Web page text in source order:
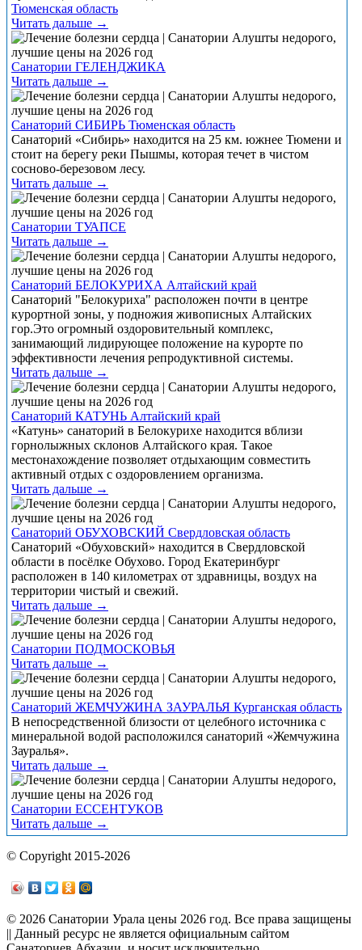
Тюменская область
Читать дальше →
Санатории ГЕЛЕНДЖИКА
Читать дальше →
Санаторий СИБИРЬ Тюменская область
Санаторий «Сибирь» находится на 25 км. южнее Тюмени и
стоит на берегу реки Пышмы, которая течет в чистом
сосново-березовом лесу.
Читать дальше →
Санатории ТУАПСЕ
Читать дальше →
Санаторий БЕЛОКУРИХА Алтайский край
Санаторий "Белокуриха" расположен почти в центре
курортной зоны, у подножия живописных Алтайских
гор.Это огромный оздоровительный комплекс,
занимающий лидирующее положение на курорте по
эффективности лечения репродуктивной системы.
Читать дальше →
Санаторий КАТУНЬ Алтайский край
«Катунь» санаторий в Белокурихе находится вблизи
горнолыжных склонов Алтайского края. Такое
местонахождение позволяет отдыхающим совместить
активный отдых с оздоровлением организма.
Читать дальше →
Санаторий ОБУХОВСКИЙ Свердловская область
Санаторий «Обуховский» находится в Свердловской
области в посёлке Обухово. Город Екатеринбург
расположен в 140 километрах от здравницы, воздух на
территории чистый и свежий.
Читать дальше →
Санатории ПОДМОСКОВЬЯ
Читать дальше →
Санаторий ЖЕМЧУЖИНА ЗАУРАЛЬЯ Курганская область
В непосредственной близости от целебного источника с
минеральной водой расположился санаторий «Жемчужина
Зауралья».
Читать дальше →
Санатории ЕССЕНТУКОВ
Читать дальше →
© Copyright 2015-2026
© 2026 Санатории Урала цены 2026 год. Все права защищены
|| Данный ресурс не является официальным сайтом